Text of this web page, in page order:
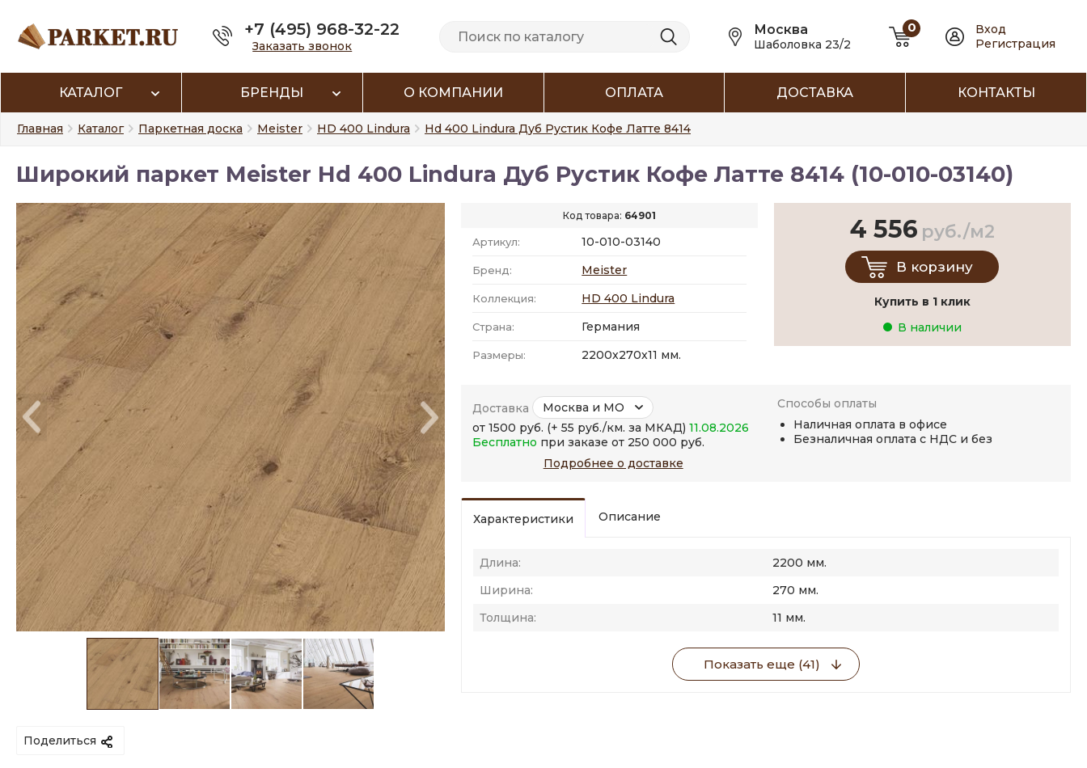
+7 (495) 968-32-22
Заказать звонок
Москва
Шаболовка 23/2
0
Вход
Регистрация
КАТАЛОГ БРЕНДЫ О КОМПАНИИ ОПЛАТА ДОСТАВКА КОНТАКТЫ
Главная Каталог Паркетная доска Meister HD 400 Lindura Hd 400 Lindura Дуб Рустик Кофе Латте 8414
Широкий паркет Meister Hd 400 Lindura Дуб Рустик Кофе Латте 8414 (10-010-03140)
Поделиться
Код товара: 64901
Артикул: 10-010-03140
Бренд: Meister
Коллекция: HD 400 Lindura
Страна: Германия
Размеры: 2200x270x11 мм.
4 556 руб./м2
В корзину
Купить в 1 клик
В наличии
Доставка
Москва и МО
от 1500 руб. (+ 55 руб./км. за МКАД) 11.08.2026
Бесплатно при заказе от 250 000 руб.
Подробнее о доставке
Способы оплаты
Наличная оплата в офисе
Безналичная оплата с НДС и без
Характеристики Описание
Длина:
2200 мм.
Ширина:
270 мм.
Толщина:
11 мм.
Показать еще (41)